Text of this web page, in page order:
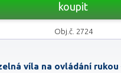
koupit
Obj.č. 2724
víla na ovládání rukou